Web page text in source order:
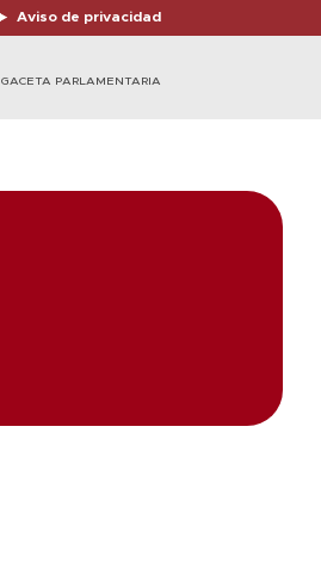
Aviso de privacidad
GACETA PARLAMENTARIA